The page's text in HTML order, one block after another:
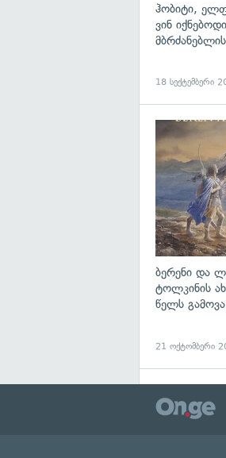
ჰობიტი,
ვინ
18 სექტემბერი
ბერენი და
ტოლკინის
წელს გამოვა
21 ოქტომბერი